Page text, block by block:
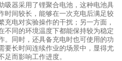
器采用了锂聚合电池，这种电池具
时间较长，能够在一次充电后满足较
充电对实验操作的干扰；另一方面，
不同的环境温度下都能保持较为稳定
。同时，还具备充电时也可使用的功
要长时间连续作业的场景中，显得尤
足而影响工作进度。